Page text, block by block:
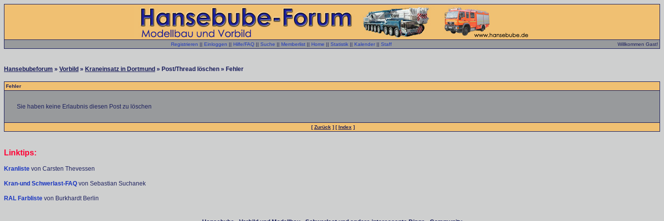
Registrieren || Einloggen || Hilfe/FAQ || Suche || Memberlist || Home || Statistik || Kalender || Staff Willkommen Gast!
Hansebubeforum » Vorbild » Kraneinsatz in Dortmund » Post/Thread löschen » Fehler
Fehler
Sie haben keine Erlaubnis diesen Post zu löschen
[Zurück ] [Index ]
Linktips:
Kranliste von Carsten Thevessen
Kran-und Schwerlast-FAQ von Sebastian Suchanek
RAL Farbliste von Burkhardt Berlin